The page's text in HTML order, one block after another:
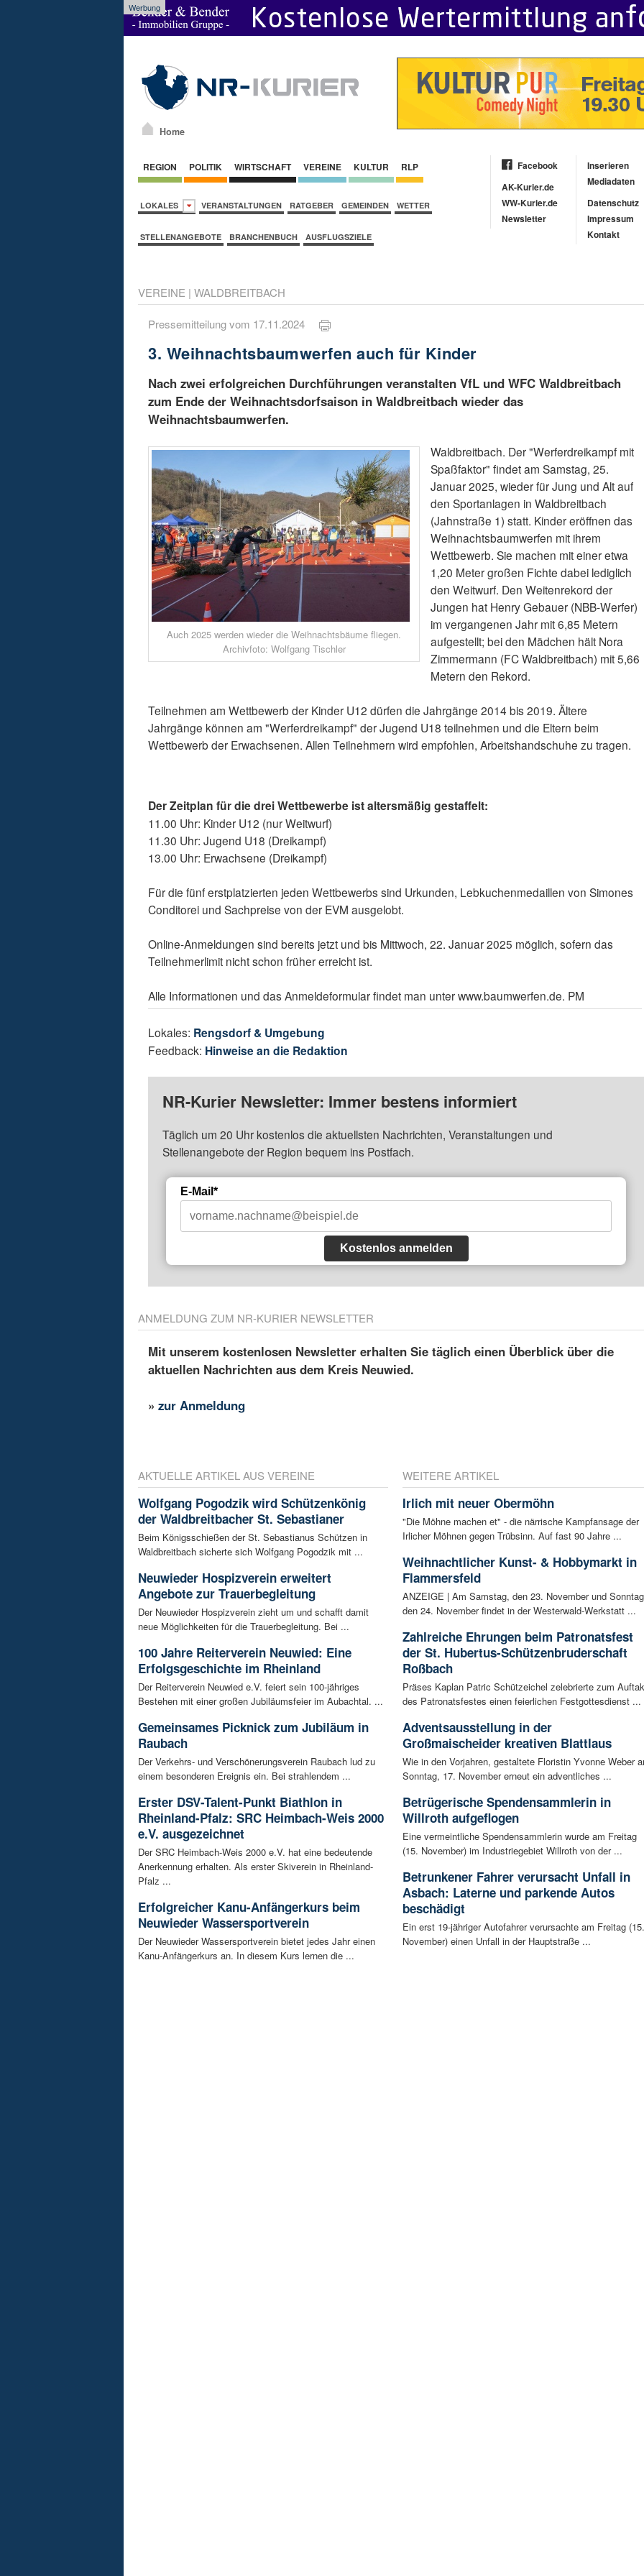
Werbung
Home
REGION POLITIK WIRTSCHAFT VEREINE KULTUR RLP
LOKALES VERANSTALTUNGEN RATGEBER GEMEINDEN WETTER
STELLENANGEBOTE BRANCHENBUCH AUSFLUGSZIELE
Facebook
AK-Kurier.de
WW-Kurier.de
Newsletter
Inserieren
Mediadaten
Datenschutz
Impressum
Kontakt
VEREINE | WALDBREITBACH
Pressemitteilung vom 17.11.2024
3. Weihnachtsbaumwerfen auch für Kinder
Nach zwei erfolgreichen Durchführungen veranstalten VfL und WFC Waldbreitbach
zum Ende der Weihnachtsdorfsaison in Waldbreitbach wieder das
Weihnachtsbaumwerfen.
Auch 2025 werden wieder die Weihnachtsbäume fliegen.
Archivfoto: Wolfgang Tischler
Waldbreitbach. Der "Werferdreikampf mit
Spaßfaktor" findet am Samstag, 25.
Januar 2025, wieder für Jung und Alt auf
den Sportanlagen in Waldbreitbach
(Jahnstraße 1) statt. Kinder eröffnen das
Weihnachtsbaumwerfen mit ihrem
Wettbewerb. Sie machen mit einer etwa
1,20 Meter großen Fichte dabei lediglich
den Weitwurf. Den Weitenrekord der
Jungen hat Henry Gebauer (NBB-Werfer)
im vergangenen Jahr mit 6,85 Metern
aufgestellt; bei den Mädchen hält Nora
Zimmermann (FC Waldbreitbach) mit 5,66
Metern den Rekord.
Teilnehmen am Wettbewerb der Kinder U12 dürfen die Jahrgänge 2014 bis 2019. Ältere
Jahrgänge können am "Werferdreikampf" der Jugend U18 teilnehmen und die Eltern beim
Wettbewerb der Erwachsenen. Allen Teilnehmern wird empfohlen, Arbeitshandschuhe zu tragen.
Der Zeitplan für die drei Wettbewerbe ist altersmäßig gestaffelt:
11.00 Uhr: Kinder U12 (nur Weitwurf)
11.30 Uhr: Jugend U18 (Dreikampf)
13.00 Uhr: Erwachsene (Dreikampf)
Für die fünf erstplatzierten jeden Wettbewerbs sind Urkunden, Lebkuchenmedaillen von Simones
Conditorei und Sachpreise von der EVM ausgelobt.
Online-Anmeldungen sind bereits jetzt und bis Mittwoch, 22. Januar 2025 möglich, sofern das
Teilnehmerlimit nicht schon früher erreicht ist.
Alle Informationen und das Anmeldeformular findet man unter www.baumwerfen.de. PM
Lokales: Rengsdorf & Umgebung
Feedback: Hinweise an die Redaktion
NR-Kurier Newsletter: Immer bestens informiert
Täglich um 20 Uhr kostenlos die aktuellsten Nachrichten, Veranstaltungen und
Stellenangebote der Region bequem ins Postfach.
E-Mail*
Kostenlos anmelden
ANMELDUNG ZUM NR-KURIER NEWSLETTER
Mit unserem kostenlosen Newsletter erhalten Sie täglich einen Überblick über die
aktuellen Nachrichten aus dem Kreis Neuwied.
»zur Anmeldung
AKTUELLE ARTIKEL AUS VEREINE
Wolfgang Pogodzik wird Schützenkönig
der Waldbreitbacher St. Sebastianer
Beim Königsschießen der St. Sebastianus Schützen in
Waldbreitbach sicherte sich Wolfgang Pogodzik mit ...
Neuwieder Hospizverein erweitert
Angebote zur Trauerbegleitung
Der Neuwieder Hospizverein zieht um und schafft damit
neue Möglichkeiten für die Trauerbegleitung. Bei ...
100 Jahre Reiterverein Neuwied: Eine
Erfolgsgeschichte im Rheinland
Der Reiterverein Neuwied e.V. feiert sein 100-jähriges
Bestehen mit einer großen Jubiläumsfeier im Aubachtal. ...
Gemeinsames Picknick zum Jubiläum in
Raubach
Der Verkehrs- und Verschönerungsverein Raubach lud zu
einem besonderen Ereignis ein. Bei strahlendem ...
Erster DSV-Talent-Punkt Biathlon in
Rheinland-Pfalz: SRC Heimbach-Weis 2000
e.V. ausgezeichnet
Der SRC Heimbach-Weis 2000 e.V. hat eine bedeutende
Anerkennung erhalten. Als erster Skiverein in Rheinland-
Pfalz ...
Erfolgreicher Kanu-Anfängerkurs beim
Neuwieder Wassersportverein
Der Neuwieder Wassersportverein bietet jedes Jahr einen
Kanu-Anfängerkurs an. In diesem Kurs lernen die ...
WEITERE ARTIKEL
Irlich mit neuer Obermöhn
"Die Möhne machen et" - die närrische Kampfansage der
Irlicher Möhnen gegen Trübsinn. Auf fast 90 Jahre ...
Weihnachtlicher Kunst- & Hobbymarkt in
Flammersfeld
ANZEIGE | Am Samstag, den 23. November und
den 24. November findet in der Westerwald-Werkstatt ...
Zahlreiche Ehrungen beim Patronatsfest
der St. Hubertus-Schützenbruderschaft
Roßbach
Präses Kaplan Patric Schützeichel zelebrierte zum
des Patronatsfestes einen feierlichen Festgottesdienst ...
Adventsausstellung in der
Großmaischeider kreativen Blattlaus
Wie in den Vorjahren, gestaltete Floristin Yvonne Weber
Sonntag, 17. November erneut ein adventliches ...
Betrügerische Spendensammlerin in
Willroth aufgeflogen
Eine vermeintliche Spendensammlerin wurde am Freitag
(15. November) im Industriegebiet Willroth von der ...
Betrunkener Fahrer verursacht Unfall in
Asbach: Laterne und parkende Autos
beschädigt
Ein erst 19-jähriger Autofahrer verursachte am Freitag (15.
November) einen Unfall in der Hauptstraße ...